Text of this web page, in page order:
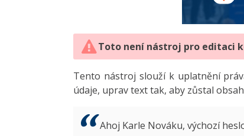
Toto není nástroj pro editaci
Tento nástroj slouží k uplatnění
údaje, uprav text tak, aby zůstal
Ahoj Karle Nováku, výchozí